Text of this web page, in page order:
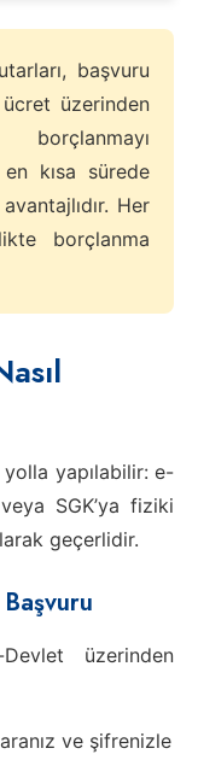
başvuru
üzerinden
kısa sürede
Her
borçlanma
yapılabilir: e-
SGK’ya fiziki
geçerlidir.
üzerinden
ve şifrenizle